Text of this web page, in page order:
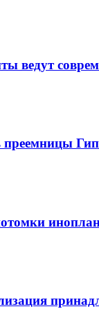
ведут
преемницы